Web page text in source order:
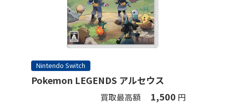
Nintendo Switch
Pokemon LEGENDS アルセウス
買取最高額 1,500 円